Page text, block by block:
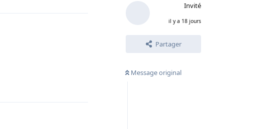
Invité
il y a 18 jours
Partager
Message original